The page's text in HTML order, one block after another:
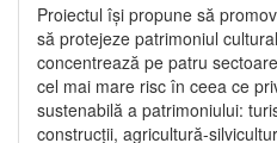
Proiectul își propune să
să protejeze patrimoniul
concentrează pe patru
cel mai mare risc în ceea ce
sustenabilă a patrimoniului:
construcții, agricultură-